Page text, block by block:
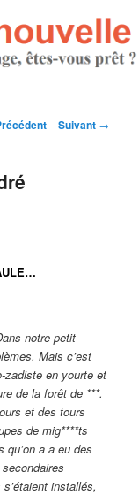
des articles
Suivant →
notre petit
Mais c’est
zadiste en yourte et
de la forêt de ***.
et des tours
de mig****ts
qu’on a a eu des
installés,